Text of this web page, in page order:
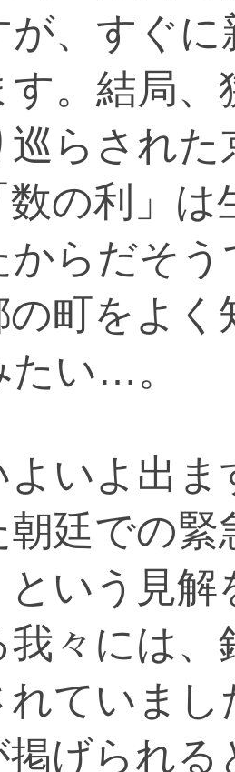
が、すぐ
す。結局
巡らされ
数の利」
からだそ
の町をよ
い…。
いよ出ま
朝廷での
いう見
我々には
れていま
げられ